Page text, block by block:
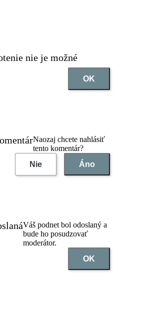
nie je možné
OK
Naozaj chcete nahlásiť
tento komentár?
Nie
Áno
Váš podnet bol odoslaný a
bude ho posudzovať
moderátor.
OK